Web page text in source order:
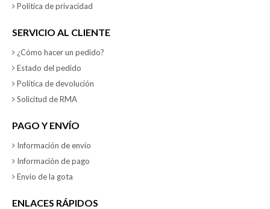
Política de privacidad
SERVICIO AL CLIENTE
¿Cómo hacer un pedido?
Estado del pedido
Política de devolución
Solicitud de RMA
PAGO Y ENVÍO
Información de envío
Información de pago
Envio de la gota
ENLACES RÁPIDOS